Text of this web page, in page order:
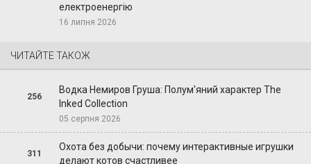
електроенергію
16 липня 2026
ЧИТАЙТЕ ТАКОЖ
256
Водка Немиров Груша: Полум'яний характер The
Inked Collection
05 серпня 2026
311
Охота без добычи: почему интерактивные игрушки
делают котов счастливее